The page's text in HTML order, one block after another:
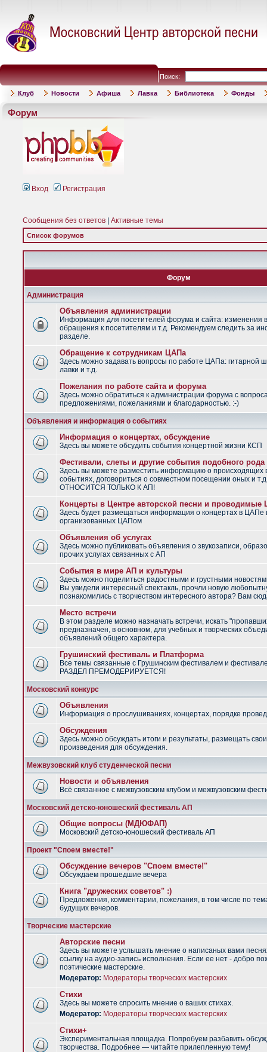
Поиск:
Клуб Новости Афиша Лавка Библиотека Фонды
Форум
Вход Регистрация
Сообщения без ответов Активные темы
Список форумов
Форум
Администрация
Объявления администрации
Информация для посетителей форума и сайта: изменения
обращения к посетителям и т.д. Рекомендуем следить за
разделе.
Обращение к сотрудникам ЦАПа
Здесь можно задавать вопросы по работе ЦАПа: гитарной
лавки и т.д.
Пожелания по работе сайта и форума
Здесь можно обратиться к администрации форума с
предложениями, пожеланиями и благодарностью. :-)
Объявления и информация о событиях
Информация о концертах, обсуждение
Здесь вы можете обсудить события концертной жизни КСП
Фестивали, слеты и другие события подобного рода
Здесь вы можете разместить информацию о
событиях, договориться о совместном посещении оных и
ОТНОСИТСЯ ТОЛЬКО К АП!
Концерты в Центре авторской песни и
Здесь будет размещаться информация о концертах в ЦАПе
организованных ЦАПом
Объявления об услугах
Здесь можно публиковать объявления о звукозаписи,
прочих услугах связанных с АП
События в мире АП и культуры
Здесь можно поделиться радостными и грустными
Вы увидели интересный спектакль, прочли новую
познакомились с творчеством интересного автора? Вам
Место встречи
В этом разделе можно назначать встречи, искать
предназначен, в основном, для учебных и творческих
объявлений общего характера.
Грушинский фестиваль и Платформа
Все темы связанные с Грушинским фестивалем и
РАЗДЕЛ ПРЕМОДЕРИРУЕТСЯ!
Московский конкурс
Объявления
Информация о прослушиваниях, концертах, порядке
Обсуждения
Здесь можно обсуждать итоги и результаты, размещать
произведения для обсуждения.
Межвузовский клуб студенческой песни
Новости и объявления
Всё связанное с межвузовским клубом и межвузовским
Московский детско-юношеский фестиваль АП
Общие вопросы (МДЮФАП)
Московский детско-юношеский фестиваль АП
Проект "Споем вместе!"
Обсуждение вечеров "Споем вместе!"
Обсуждаем прошедшие вечера
Книга "дружеских советов" :)
Предложения, комментарии, пожелания, в том числе по
будущих вечеров.
Творческие мастерские
Авторские песни
Здесь вы можете услышать мнение о написаных вами
ссылку на аудио-запись исполнения. Если ее нет - добро
поэтические мастерские.
Модератор: Модераторы творческих мастерских
Стихи
Здесь вы можете спросить мнение о ваших стихах.
Модератор: Модераторы творческих мастерских
Стихи+
Экспериментальная площадка. Попробуем разбавить
творчества. Подробнее — читайте прилепленную тему!